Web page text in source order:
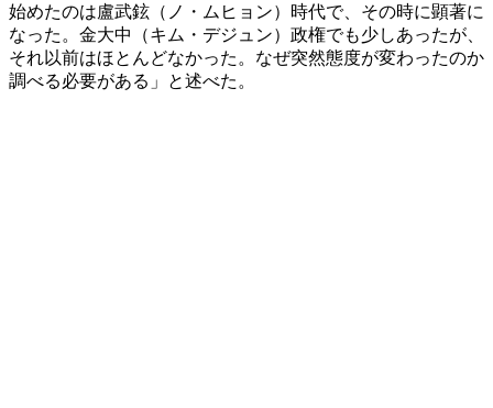
始めたのは盧武鉉（ノ・ムヒョン）時代で、その時に顕著に
なった。金大中（キム・デジュン）政権でも少しあったが、
それ以前はほとんどなかった。なぜ突然態度が変わったのか
調べる必要がある」と述べた。